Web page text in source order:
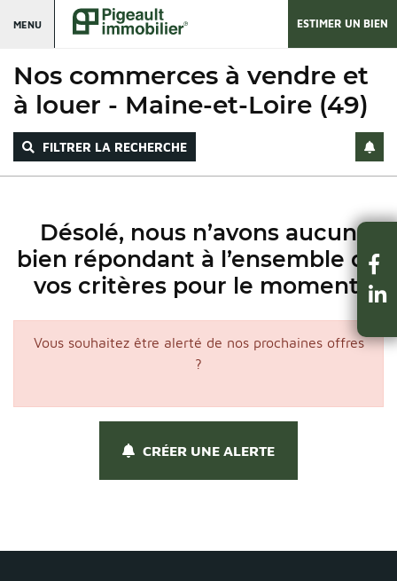
MENU ESTIMER UN BIEN
Nos commerces à vendre et
à louer - Maine-et-Loire (49)
FILTRER LA RECHERCHE
Désolé, nous n’avons aucun
bien répondant à l’ensemble de
vos critères pour le moment.
Vous souhaitez être alerté de nos prochaines offres
?
CRÉER UNE ALERTE